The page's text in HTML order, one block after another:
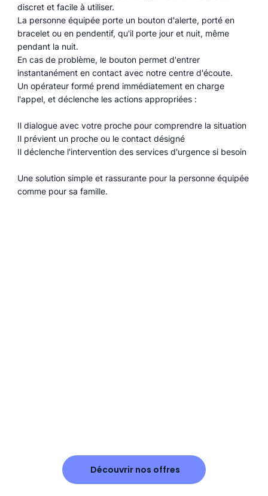
Découvrir nos offres
discret et facile à utiliser.
La personne équipée porte un bouton d'alerte, porté en
bracelet ou en pendentif, qu'il porte jour et nuit, même
pendant la nuit.
En cas de problème, le bouton permet d'entrer
instantanément en contact avec notre centre d'écoute.
Un opérateur formé prend immédiatement en charge
l'appel, et déclenche les actions appropriées :
Il dialogue avec votre proche pour comprendre la situation
Il prévient un proche ou le contact désigné
Il déclenche l'intervention des services d'urgence si besoin
Une solution simple et rassurante pour la personne équipée
comme pour sa famille.